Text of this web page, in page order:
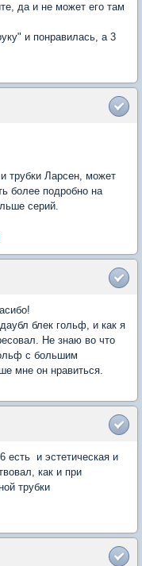
да и не может его там
и понравилась, а 3
трубки Ларсен, может
более подробно на
серий.
блек гольф, и как я
Не знаю во что
с большим
мне он нравиться.
и эстетическая и
как и при
трубки